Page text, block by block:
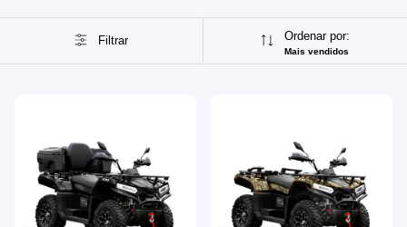
Filtrar Ordenar por:
Mais vendidos